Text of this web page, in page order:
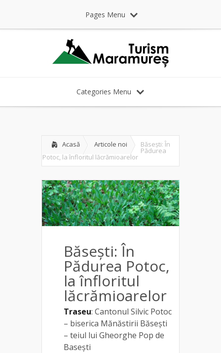
Pages Menu
Categories Menu
Acasă Articole noi Băsești: În
Pădurea
Potoc, la înfloritul lăcrămioarelor
Băsești: În
Pădurea Potoc,
la înfloritul
lăcrămioarelor
Traseu: Cantonul Silvic Potoc
– biserica Mănăstirii Băseşti
– teiul lui Gheorghe Pop de
Basești